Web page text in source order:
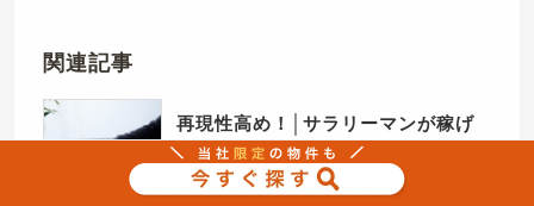
関連記事
再現性高め！│サラリーマンが稼げ
る副業に不動産投資をおすすめする
理由4つ